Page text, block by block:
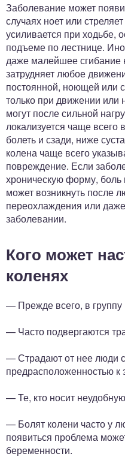
Заболевание может
случаях ноет или
усиливается при ходьбе,
подъеме по лестнице.
даже малейшее сгибание
затрудняет любое
постоянной, ноющей или
только при движении или
могут после сильной
локализуется чаще всего
болеть и сзади, ниже
колена чаще всего
повреждение. Если
хроническую форму, боль
может возникнуть после
переохлаждения или
заболевании.
Кого может
коленях
— Прежде всего, в
— Часто подвергаются
— Страдают от нее люди
предрасположенностью к
— Те, кто носит
— Болят колени часто у
появиться проблема
беременности.